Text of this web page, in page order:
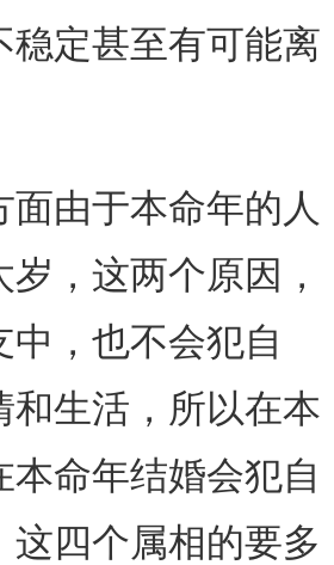
定甚至有可能离
由于本命年的人
，这两个原因，
，也不会犯自
生活，所以在本
命年结婚会犯自
四个属相的要多